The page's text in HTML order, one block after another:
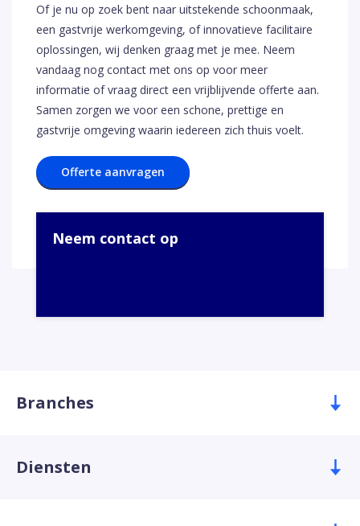
Of je nu op zoek bent naar uitstekende schoonmaak,
een gastvrije werkomgeving, of innovatieve facilitaire
oplossingen, wij denken graag met je mee. Neem
vandaag nog contact met ons op voor meer
informatie of vraag direct een vrijblijvende offerte aan.
Samen zorgen we voor een schone, prettige en
gastvrije omgeving waarin iedereen zich thuis voelt.
Offerte aanvragen
Neem contact op
Branches
Diensten